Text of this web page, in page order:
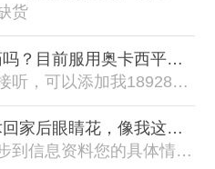
货
前服用奥卡西平与拉莫三嗪
刚给您打电话了 没有人接听，可以添加我18928719201的微信号码 ，给您看看您的情况适合吃什么藏药的。扎西德勒
睛花，像我这种情况药怎么吃
您好 看到您的提问有同步到信息资料您的具体情况，对症服用藏药下来 建议按照一天一丸服用的。早上空腹服用（提前一天晚上睡前把药丸碾碎放在瓷碗用开水泡着，隔天早上空腹兑温热水服用）